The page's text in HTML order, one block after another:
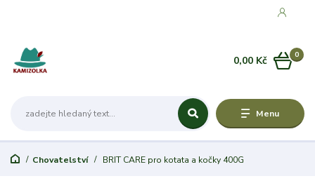
Menu
0
0,00 Kč
Chovatelství BRIT CARE pro kotata a kočky 400G